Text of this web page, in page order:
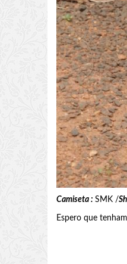
Camiseta : SMK /
Espero que